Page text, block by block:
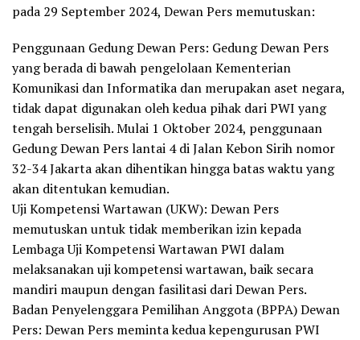
pada 29 September 2024, Dewan Pers memutuskan:
Penggunaan Gedung Dewan Pers: Gedung Dewan Pers
yang berada di bawah pengelolaan Kementerian
Komunikasi dan Informatika dan merupakan aset negara,
tidak dapat digunakan oleh kedua pihak dari PWI yang
tengah berselisih. Mulai 1 Oktober 2024, penggunaan
Gedung Dewan Pers lantai 4 di Jalan Kebon Sirih nomor
32-34 Jakarta akan dihentikan hingga batas waktu yang
akan ditentukan kemudian.
Uji Kompetensi Wartawan (UKW): Dewan Pers
memutuskan untuk tidak memberikan izin kepada
Lembaga Uji Kompetensi Wartawan PWI dalam
melaksanakan uji kompetensi wartawan, baik secara
mandiri maupun dengan fasilitasi dari Dewan Pers.
Badan Penyelenggara Pemilihan Anggota (BPPA) Dewan
Pers: Dewan Pers meminta kedua kepengurusan PWI